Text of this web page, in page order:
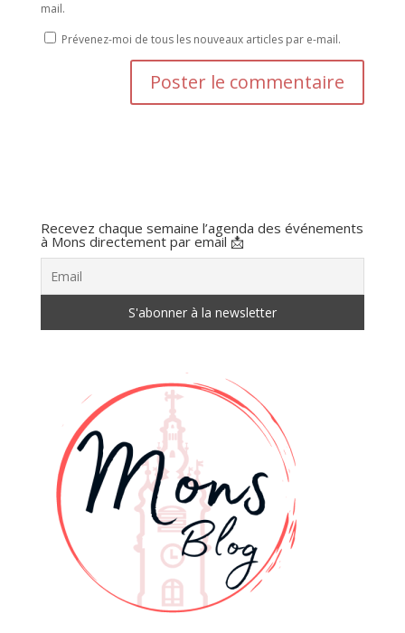
mail.
Prévenez-moi de tous les nouveaux articles par e-mail.
Recevez chaque semaine l’agenda des événements
à Mons directement par email 📩